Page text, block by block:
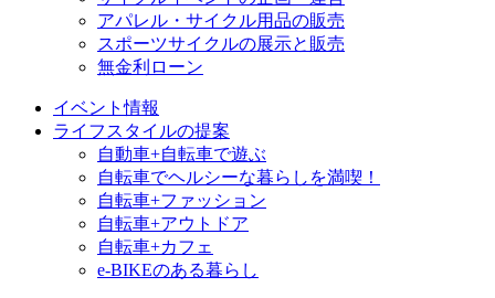
アパレル・サイクル用品の販売
スポーツサイクルの展示と販売
無金利ローン
イベント情報
ライフスタイルの提案
自動車+自転車で遊ぶ
自転車でヘルシーな暮らしを満喫！
自転車+ファッション
自転車+アウトドア
自転車+カフェ
e-BIKEのある暮らし